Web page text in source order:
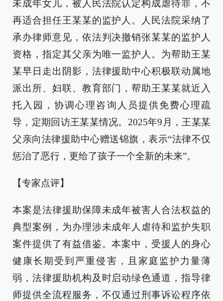
未成年女儿，被人民法院认定构成虐待罪，不
再适合担任王某某的监护人。人民法院采纳了
承办律师意见，依法判决撤销张某某的监护人
资格，指定其父亲为唯一监护人。为帮助王某
某早日走出阴影，法律援助中心积极联动属地
派出所、妇联、教育部门，帮助王某某就近入
托入园，协调心理咨询人员提供免费心理疏
导，定期回访王某某情况。2025年9月，王某某
父亲向法律援助中心赠送锦旗，表示“法律不仅
惩治了恶行，更给了孩子一个全新的未来”。
【专家点评】
本案是法律援助保障未成年被害人合法权益的
典型案例，为办理涉未成年人虐待和监护失职
案件提供了有益借鉴。本案中，受援人的身心
健康长期受到严重侵害，且家庭监护力量薄
弱，法律援助机构及时启动绿色通道，指导律
师提供全流程服务，不仅通过刑事诉讼程序依